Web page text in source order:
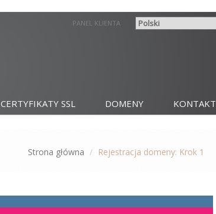
PANEL KLIENTA
CERTYFIKATY SSL DOMENY KONTAKT
Strona główna Rejestracja domeny: Krok 1